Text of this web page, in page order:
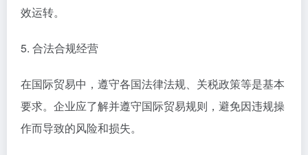
效运转。
5. 合法合规经营
在国际贸易中，遵守各国法律法规、关税政策等是基本
要求。企业应了解并遵守国际贸易规则，避免因违规操
作而导致的风险和损失。